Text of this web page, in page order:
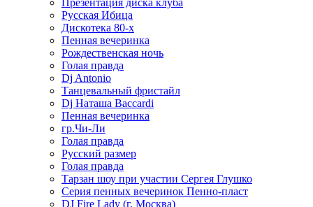
Презентация диска клуба
Русская Ибица
Дискотека 80-х
Пенная вечеринка
Рождественская ночь
Голая правда
Dj Antonio
Танцевальный фристайл
Dj Наташа Baccardi
Пенная вечеринка
гр.Чи-Ли
Голая правда
Русский размер
Голая правда
Тарзан шоу при участии Сергея Глушко
Серия пенных вечеринок Пенно-пласт
DJ Fire Lady (г. Москва)